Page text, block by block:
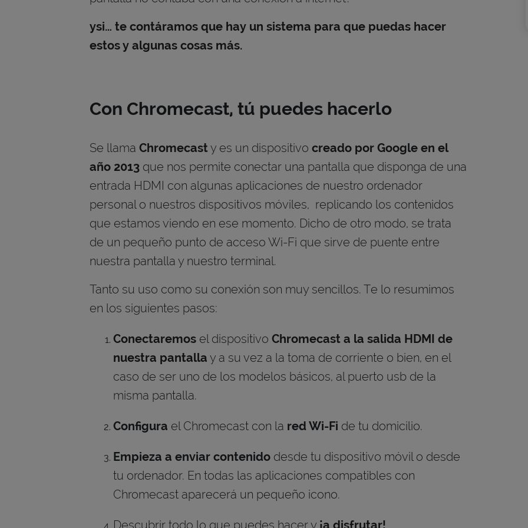
ysi… te contáramos que hay un sistema para que puedas hacer
estos y algunas cosas más.
Con Chromecast, tú puedes hacerlo
Se llama Chromecasty es un dispositivo creado por Google en el
año 2013 que nos permite conectar una pantalla que disponga de una
entrada HDMI con algunas aplicaciones de nuestro ordenador
personal o nuestros dispositivos móviles, replicando los contenidos
que estamos viendo en ese momento. Dicho de otro modo, se trata
de un pequeño punto de acceso Wi-Fi que sirve de puente entre
nuestra pantalla y nuestro terminal.
Tanto su uso como su conexión son muy sencillos. Te lo resumimos
en los siguientes pasos:
Conectaremos el dispositivo Chromecast a la salida HDMI de
nuestra pantalla y a su vez a la toma de corriente o bien, en el
caso de ser uno de los modelos básicos, al puerto usb de la
misma pantalla.
Configura el Chromecast con la red Wi-Fi de tu domicilio.
Empieza a enviar contenido desde tu dispositivo móvil o desde
tu ordenador. En todas las aplicaciones compatibles con
Chromecast aparecerá un pequeño icono.
Descubrir todo lo que puedes hacer y ¡a disfrutar!